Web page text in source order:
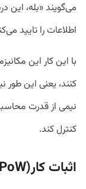
می‌گویند «بله، این
اطلاعات را تایید
کنند،‌ یعنی این طور
نیمی از قدرت
کنترل کند.
اثبات کار(PoW)